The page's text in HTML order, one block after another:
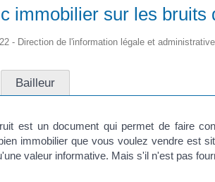
immobilier sur les bruits
- Direction de l'information légale et
Bailleur
est un document qui permet de faire
immobilier que vous voulez vendre est
valeur informative. Mais s'il n'est pas